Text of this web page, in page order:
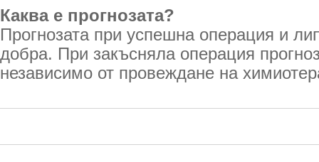
Каква е прогнозата?
Прогнозата при успешна операция и
добра. При закъсняла операция
независимо от провеждане на